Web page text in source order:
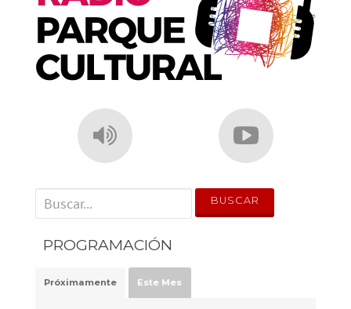
' . __('Search for:') . '
PROGRAMACIÓN
Próximamente Este Mes